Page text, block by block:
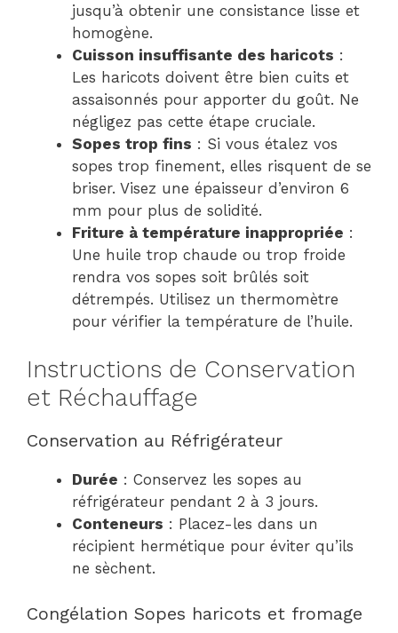
jusqu’à obtenir une consistance lisse et
homogène.
Cuisson insuffisante des haricots :
Les haricots doivent être bien cuits et
assaisonnés pour apporter du goût. Ne
négligez pas cette étape cruciale.
Sopes trop fins : Si vous étalez vos
sopes trop finement, elles risquent de se
briser. Visez une épaisseur d’environ 6
mm pour plus de solidité.
Friture à température inappropriée :
Une huile trop chaude ou trop froide
rendra vos sopes soit brûlés soit
détrempés. Utilisez un thermomètre
pour vérifier la température de l’huile.
Instructions de Conservation
et Réchauffage
Conservation au Réfrigérateur
Durée : Conservez les sopes au
réfrigérateur pendant 2 à 3 jours.
Conteneurs : Placez-les dans un
récipient hermétique pour éviter qu’ils
ne sèchent.
Congélation Sopes haricots et fromage